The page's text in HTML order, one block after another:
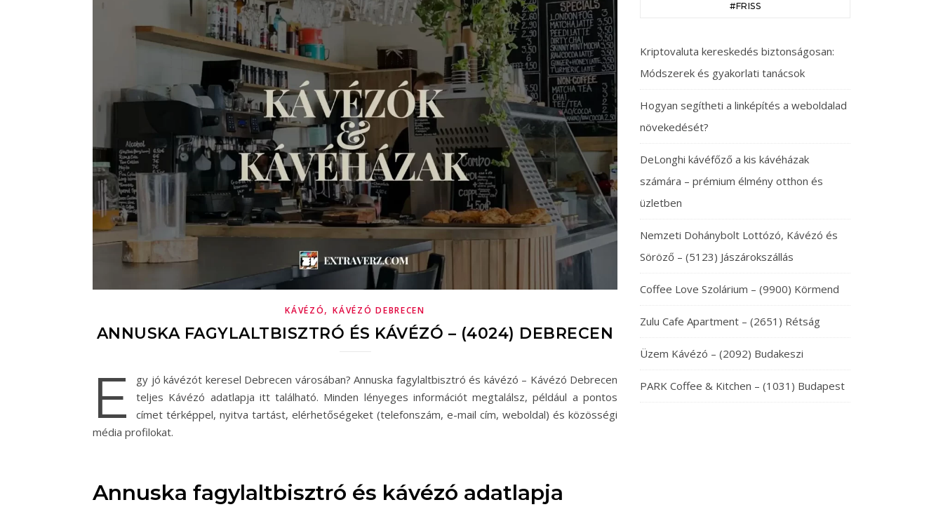
KÁVÉZÓ,KÁVÉZÓ DEBRECEN
ANNUSKA FAGYLALTBISZTRÓ ÉS KÁVÉZÓ – (4024) DEBRECEN
E
gy jó kávézót keresel Debrecen városában? Annuska fagylaltbisztró és kávézó – Kávézó Debrecen
teljes Kávézó adatlapja itt található. Minden lényeges információt megtalálsz, például a pontos
címet térképpel, nyitva tartást, elérhetőségeket (telefonszám, e-mail cím, weboldal) és közösségi
média profilokat.
Annuska fagylaltbisztró és kávézó adatlapja
#FRISS
Kriptovaluta kereskedés biztonságosan:
Módszerek és gyakorlati tanácsok
Hogyan segítheti a linképítés a weboldalad
növekedését?
DeLonghi kávéfőző a kis kávéházak
számára – prémium élmény otthon és
üzletben
Nemzeti Dohánybolt Lottózó, Kávézó és
Söröző – (5123) Jászárokszállás
Coffee Love Szolárium – (9900) Körmend
Zulu Cafe Apartment – (2651) Rétság
Üzem Kávézó – (2092) Budakeszi
PARK Coffee & Kitchen – (1031) Budapest